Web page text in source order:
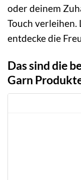
oder deinem
Touch verleihen.
entdecke die
Das sind die
Garn